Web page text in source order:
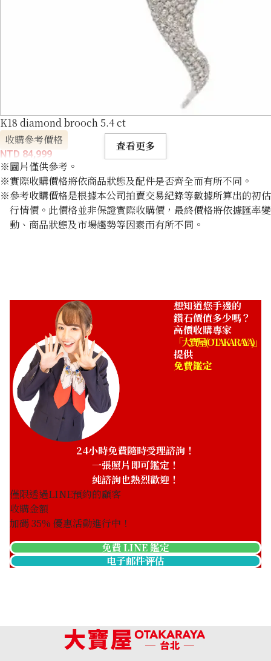
K18 diamond brooch 5.4 ct
收購參考價格
NTD 84,999
查看更多
※圖片僅供參考。
※實際收購價格將依商品狀態及配件是否齊全而有所不同。
※參考收購價格是根據本公司拍賣交易紀錄等數據所算出的初估
行情價。此價格並非保證實際收購價，最終價格將依據匯率變
動、商品狀態及市場趨勢等因素而有所不同。
想知道您手邊的
鑽石價值多少嗎？
高價收購專家
「大寶屋 (OTAKARAYA)」
提供
免費鑑定
24小時免費隨時受理諮詢！
一張照片即可鑑定！
純諮詢也熱烈歡迎！
僅限透過LINE預約的顧客
收購金額
加碼35% 優惠活動進行中！
免費 LINE 鑑定
电子邮件评估